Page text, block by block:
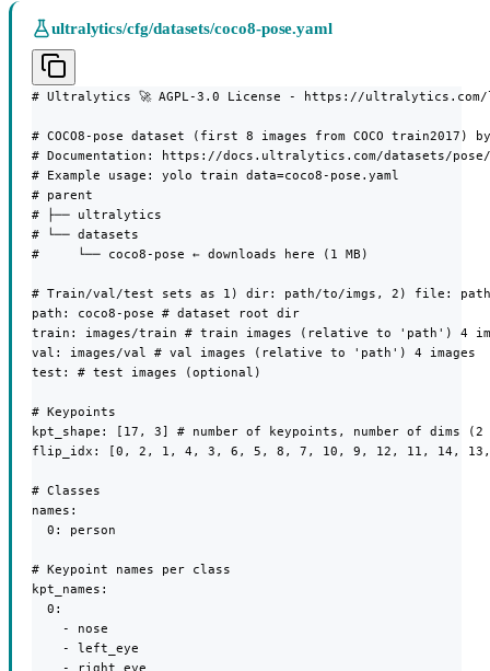
ultralytics/cfg/datasets/coco8-pose.yaml
# Ultralytics 🚀 AGPL-3.0 License - https://ultralytics.com/
# COCO8-pose dataset (first 8 images from COCO train2017)
# Documentation: https://docs.ultralytics.com/datasets/pose/
# Example usage: yolo train data=coco8-pose.yaml
# parent
# ├── ultralytics
# └── datasets
#     └── coco8-pose ← downloads here (1 MB)
# Train/val/test sets as 1) dir: path/to/imgs, 2) file:
path: coco8-pose # dataset root dir
train: images/train # train images (relative to 'path') 4
val: images/val # val images (relative to 'path') 4 images
test: # test images (optional)
# Keypoints
kpt_shape: [17, 3] # number of keypoints, number of
flip_idx: [0, 2, 1, 4, 3, 6, 5, 8, 7, 10, 9, 12, 11, 14,
# Classes
names:
  0: person
# Keypoint names per class
kpt_names:
  0:
    - nose
    - left_eye